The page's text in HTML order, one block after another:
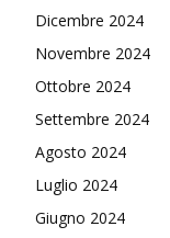
Dicembre 2024
Novembre 2024
Ottobre 2024
Settembre 2024
Agosto 2024
Luglio 2024
Giugno 2024